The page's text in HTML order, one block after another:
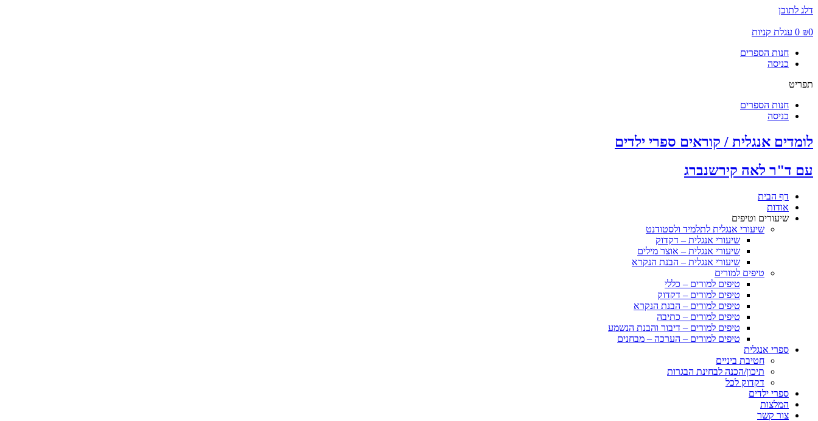
דלג לתוכן
₪0
0 עגלת קניות
חנות הספרים
כניסה
תפריט
חנות הספרים
כניסה
לומדים אנגלית / קוראים ספרי ילדים
עם ד"ר לאה קירשנברג
דף הבית
אודות
שיעורים וטיפים
שיעורי אנגלית לתלמיד ולסטודנט
שיעורי אנגלית – דקדוק
שיעורי אנגלית – אוצר מילים
שיעורי אנגלית – הבנת הנקרא
טיפים למורים
טיפים למורים – כללי
טיפים למורים – דקדוק
טיפים למורים – הבנת הנקרא
טיפים למורים – כתיבה
טיפים למורים – דיבור והבנת הנשמע
טיפים למורים – הערכה – מבחנים
ספרי אנגלית
חטיבת ביניים
תיכון/הכנה לבחינת הבגרות
דקדוק לכל
ספרי ילדים
המלצות
צור קשר